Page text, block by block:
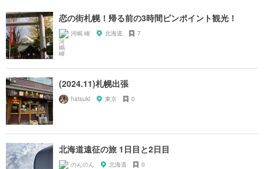
恋の街札幌！帰る前の3時間ピンポイント観光！
河嶋 峻 北海道 7
(2024.11)札幌出張
hatsuki 東京 0
北海道遠征の旅 1日目と2日目
のんのん 北海道 0